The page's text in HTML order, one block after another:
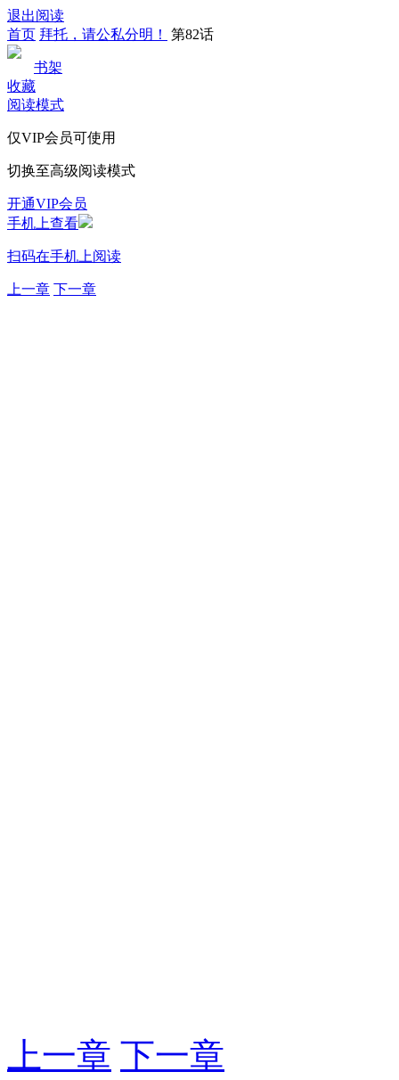
退出阅读
首页 拜托，请公私分明！ 第82话
书架
收藏
阅读模式
仅VIP会员可使用
切换至高级阅读模式
开通VIP会员
手机上查看
扫码在手机上阅读
上一章 下一章
上一章 下一章